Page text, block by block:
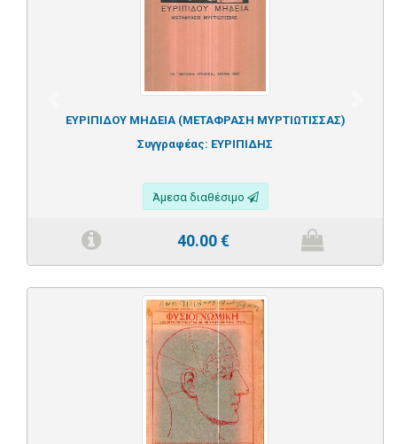
ΕΥΡΙΠΙΔΟΥ ΜΗΔΕΙΑ (ΜΕΤΑΦΡΑΣΗ ΜΥΡΤΙΩΤΙΣΣΑΣ)
Συγγραφέας: ΕΥΡΙΠΙΔΗΣ
Άμεσα διαθέσιμο
40.00€